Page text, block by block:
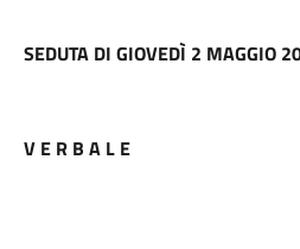
SEDUTA DI GIOVEDÌ 2 MAGGIO
V E R B A L E